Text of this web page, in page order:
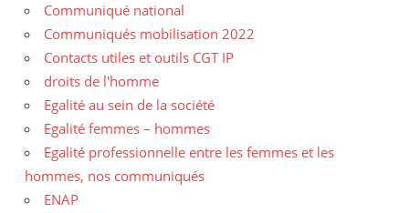
Communiqué national
Communiqués mobilisation 2022
Contacts utiles et outils CGT IP
droits de l'homme
Egalité au sein de la société
Egalité femmes – hommes
Egalité professionnelle entre les femmes et les
hommes, nos communiqués
ENAP